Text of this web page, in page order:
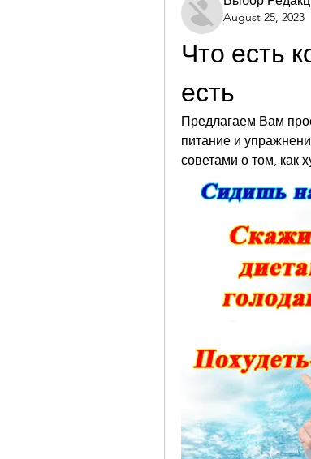
August 25, 2023
Что есть
есть
Предлагаем Вам
питание и
советами о том, как